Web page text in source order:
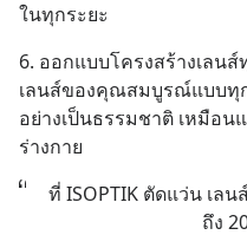
ในทุกระยะ
6. ออกแบบโครงสร้างเลน
เลนส์ของคุณสมบูรณ์แบบทุ
อย่างเป็นธรรมชาติ เหมือน
ร่างกาย
ที่ ISOPTIK ตัดแว่น เล
ถึง